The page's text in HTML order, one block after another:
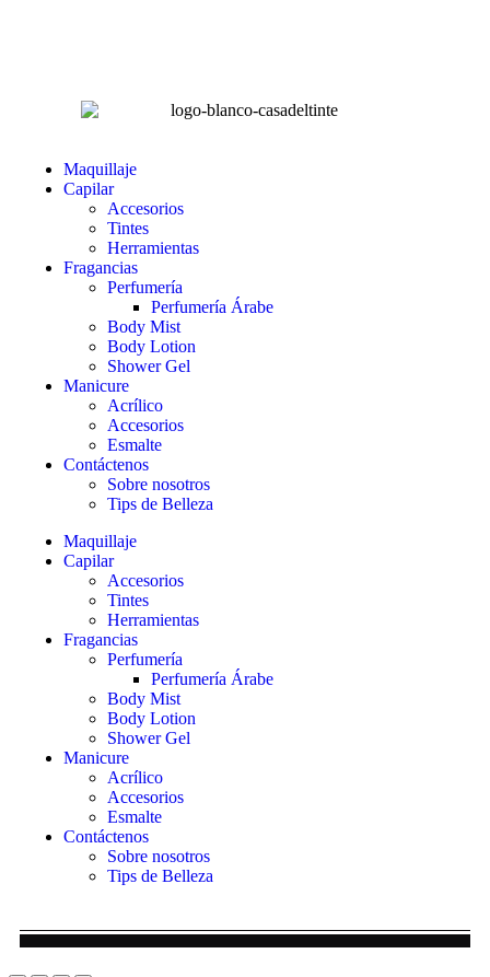
Maquillaje
Capilar
Accesorios
Tintes
Herramientas
Fragancias
Perfumería
Perfumería Árabe
Body Mist
Body Lotion
Shower Gel
Manicure
Acrílico
Accesorios
Esmalte
Contáctenos
Sobre nosotros
Tips de Belleza
Maquillaje
Capilar
Accesorios
Tintes
Herramientas
Fragancias
Perfumería
Perfumería Árabe
Body Mist
Body Lotion
Shower Gel
Manicure
Acrílico
Accesorios
Esmalte
Contáctenos
Sobre nosotros
Tips de Belleza